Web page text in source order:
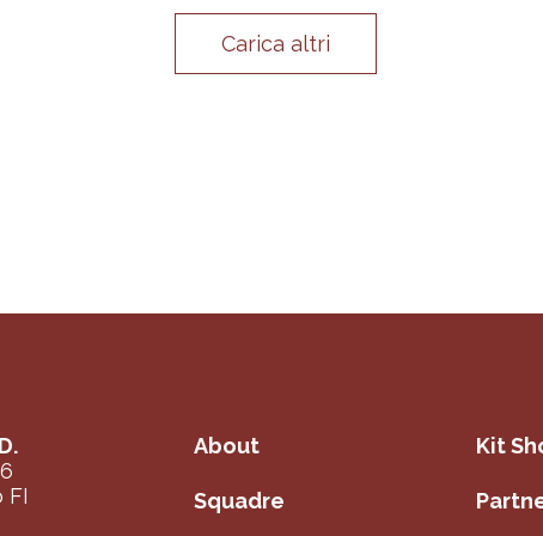
Carica altri
FI
About
Squadre
Kit